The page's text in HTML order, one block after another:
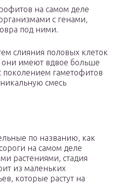
на самом деле
с генами,
под ними.
слияния половых клеток
они имеют вдвое больше
гаметофитов
смесь
по названию, как
на самом деле
растениями, стадия
из маленьких
которые растут на